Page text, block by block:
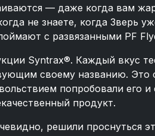
— даже когда вам
не знаете, когда Зверь
с развязанными PF
Syntrax®. Каждый вкус
своему названию. Это
попробовали его и
продукт.
решили проснуться